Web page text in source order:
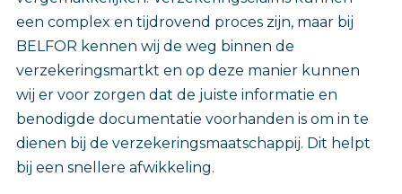
een complex en tijdrovend proces zijn, maar bij
BELFOR kennen wij de weg binnen de
verzekeringsmartkt en op deze manier kunnen
wij er voor zorgen dat de juiste informatie en
benodigde documentatie voorhanden is om in te
dienen bij de verzekeringsmaatschappij. Dit helpt
bij een snellere afwikkeling.